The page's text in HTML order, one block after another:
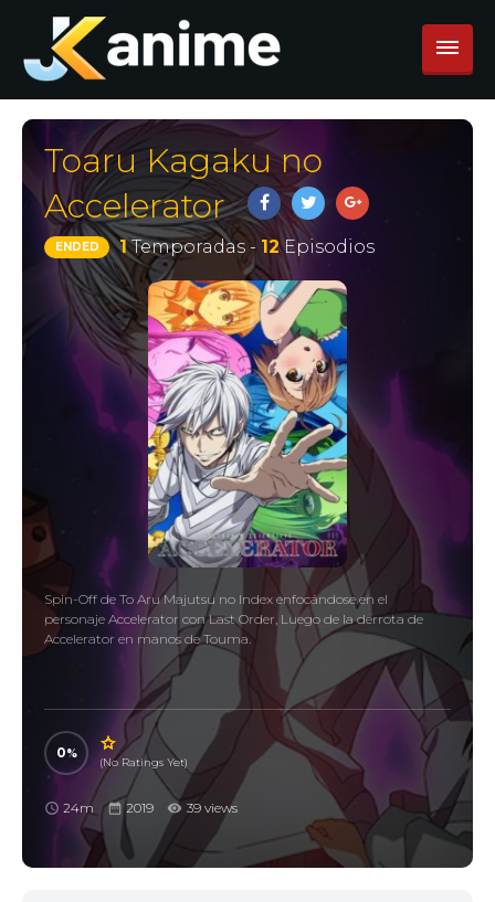
Toaru Kagaku no
Accelerator
ENDED 1Temporadas - 12Episodios
Spin-Off de To Aru Majutsu no Index enfocándose en el
personaje Accelerator con Last Order, Luego de la derrota de
Accelerator en manos de Touma.
0
(No Ratings Yet)
24m 2019 39 views